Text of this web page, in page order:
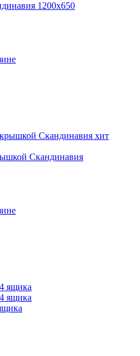
1200х650
хит
Скандинавия